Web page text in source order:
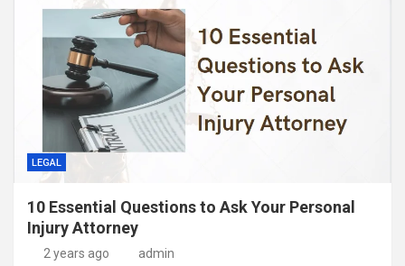
LEGAL
10 Essential Questions to Ask Your Personal
Injury Attorney
2 years ago admin